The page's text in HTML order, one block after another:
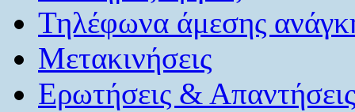
Τηλέφωνα άμεσης
Μετακινήσεις
Eρωτήσεις & Απαντήσεις